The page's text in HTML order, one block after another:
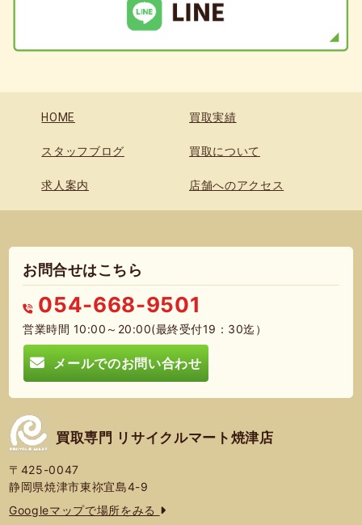
HOME 買取実績
スタッフブログ 買取について
求人案内 店舗へのアクセス
お問合せはこちら
054-668-9501
営業時間 10:00～20:00(最終受付19：30迄）
メールでのお問い合わせ
買取専門 リサイクルマート焼津店
〒425-0047
静岡県焼津市東祢宜島4-9
Googleマップで場所をみる